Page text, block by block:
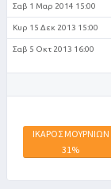
Σαβ 1 Μαρ 2014 15:00
Κυρ 15 Δεκ 2013 15:00
Σαβ 5 Οκτ 2013 16:00
ΙΚΑΡΟΣ ΜΟΥΡΝΙΩΝ
31%